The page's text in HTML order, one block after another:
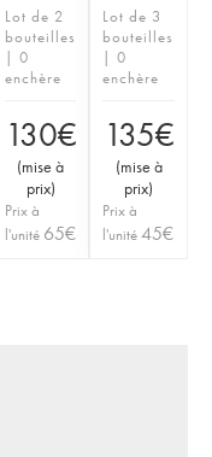
Lot de 2
bouteilles
| 0
enchère
130€
(mise à
prix)
Prix à
l'unité 65€
Lot de 3
bouteilles
| 0
enchère
135€
(mise à
prix)
Prix à
l'unité45€